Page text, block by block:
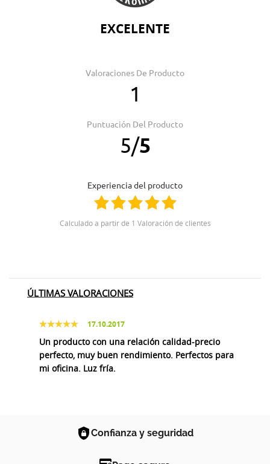
EXCELENTE
Valoraciones De Producto
1
Puntuación Del Producto
5/5
Experiencia del producto
Calculado a partir de 1 Valoración de clientes
ÚLTIMAS VALORACIONES
17.10.2017
Un producto con una relación calidad-precio
perfecto, muy buen rendimiento. Perfectos para
mi oficina. Luz fría.
Confianza y seguridad